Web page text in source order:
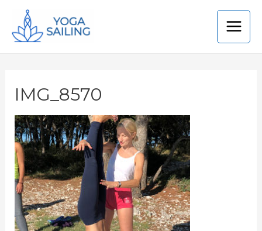
IMG_8570